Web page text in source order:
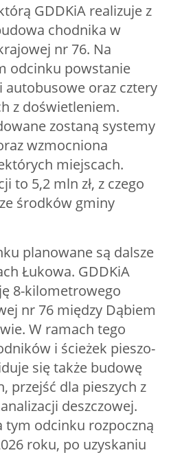
GDDKiA realizuje z
chodnika w
nr 76. Na
odcinku powstanie
oraz cztery
z doświetleniem.
zostaną systemy
wzmocniona
miejscach.
to 5,2 mln zł, z czego
środków gminy
planowane są dalsze
Łukowa. GDDKiA
8-kilometrowego
nr 76 między Dąbiem
W ramach tego
i ścieżek pieszo-
się także budowę
przejść dla pieszych z
deszczowej.
tym odcinku rozpoczną
roku, po uzyskaniu